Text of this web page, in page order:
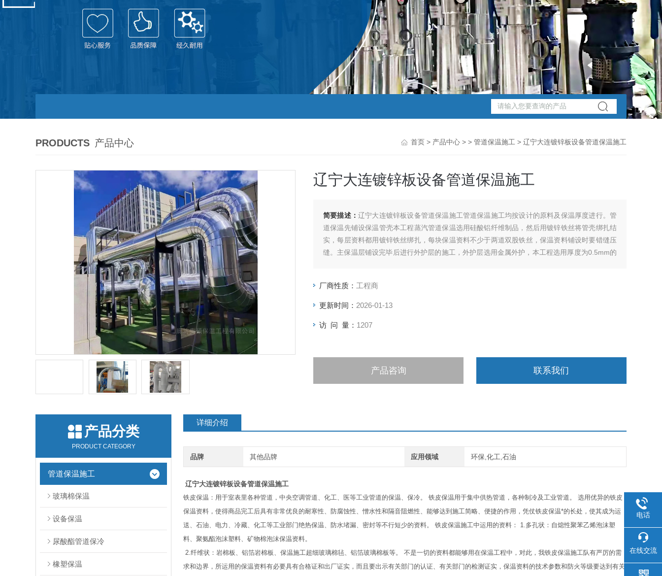
PRODUCTS 产品中心 首页 > 产品中心 > > 管道保温施工 > 辽宁大连镀锌板设备管道保温施工
辽宁大连镀锌板设备管道保温施工
简要描述： 辽宁大连镀锌板设备管道保温施工管道保温施工均按设计的原料及保温厚度进行。管
道保温先铺设保温管壳本工程蒸汽管道保温选用硅酸铝纤维制品，然后用镀锌铁丝将管壳绑扎结
实，每层资料都用镀锌铁丝绑扎，每块保温资料不少于两道双股铁丝，保温资料铺设时要错缝压
缝。主保温层铺设完毕后进行外护层的施工，外护层选用金属外护，本工程选用厚度为0.5mm的
厂商性质： 工程商
更新时间： 2026-01-13
访 问 量： 1207
产品咨询 联系我们
详细介绍
品牌 其他品牌 应用领域 环保,化工,石油
辽宁大连镀锌板设备管道保温施工
铁皮保温：用于室表里各种管道，中央空调管道、化工、医等工业管道的保温、保冷。 铁皮保温用于集中供热管道，各种制冷及工业管道。 选用优异的铁皮
保温资料，使得商品完工后具有非常优良的耐寒性、防腐蚀性、憎水性和隔音阻燃性、能够达到施工简略、便捷的作用，凭仗铁皮保温*的长处，使其成为运
送、石油、电力、冷藏、化工等工业部门绝热保温、防水堵漏、密封等不行短少的资料。 铁皮保温施工中运用的资料： 1.多孔状：自熄性聚苯乙烯泡沫塑
料、聚氨酯泡沫塑料、矿物棉泡沫保温资料。
2.纤维状：岩棉板、铝箔岩棉板、保温施工超细玻璃棉毡、铝箔玻璃棉板等。 不是一切的资料都能够用在保温工程中，对此，我铁皮保温施工队有严厉的需
求和边界，所运用的保温资料有必要具有合格证和出厂证实，而且要出示有关部门的认证、有关部门的检测证实，保温资料的技术参数和防火等级要达到有关
产品分类
PRODUCT CATEGORY
管道保温施工
玻璃棉保温
设备保温
尿酸酯管道保冷
橡塑保温
电话
在线交流